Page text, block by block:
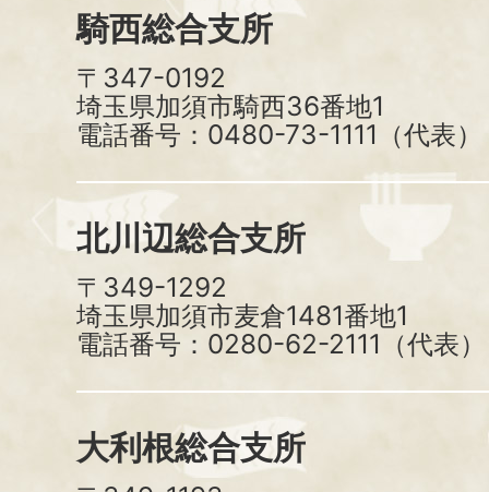
騎西総合支所
〒347-0192
埼玉県加須市騎西36番地1
電話番号：0480-73-1111（代表）
北川辺総合支所
〒349-1292
埼玉県加須市麦倉1481番地1
電話番号：0280-62-2111（代表）
大利根総合支所